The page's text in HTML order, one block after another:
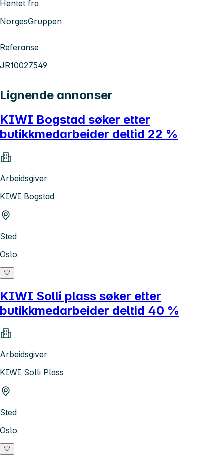
Hentet fra
NorgesGruppen
Referanse
JR10027549
Lignende annonser
KIWI Bogstad søker etter
butikkmedarbeider deltid 22 %
Arbeidsgiver
KIWI Bogstad
Sted
Oslo
KIWI Solli plass søker etter
butikkmedarbeider deltid 40 %
Arbeidsgiver
KIWI Solli Plass
Sted
Oslo